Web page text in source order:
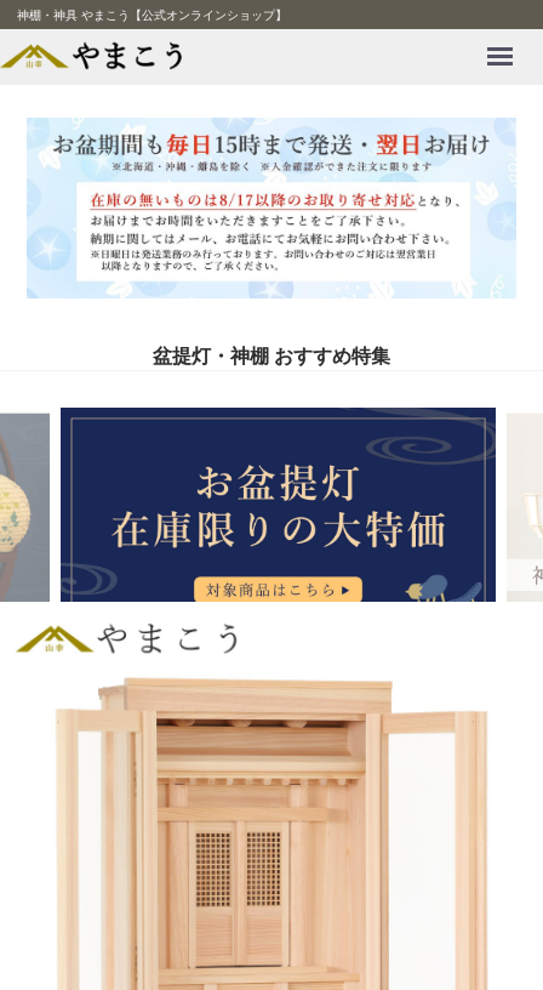
神棚・神具 やまこう【公式オンラインショップ】
盆提灯・神棚 おすすめ特集